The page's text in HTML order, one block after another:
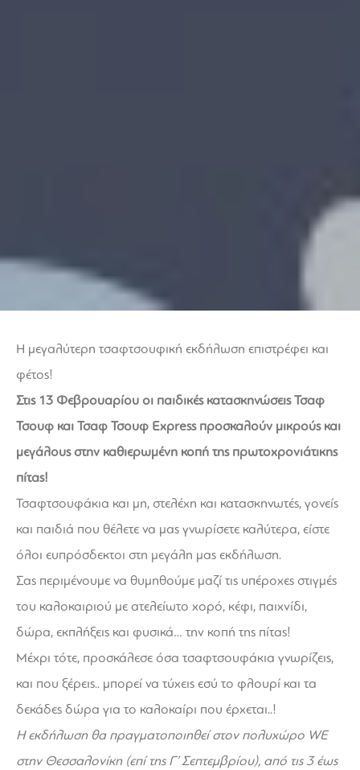
Η μεγαλύτερη τσαφτσουφική εκδήλωση επιστρέφει και
φέτος!
Στις 13 Φεβρουαρίου οι παιδικές κατασκηνώσεις Τσαφ
Τσουφ και Τσαφ Τσουφ Express προσκαλούν μικρούς και
μεγάλους στην καθιερωμένη κοπή της πρωτοχρονιάτικης
πίτας!
Τσαφτσουφάκια και μη, στελέχη και κατασκηνωτές, γονείς
και παιδιά που θέλετε να μας γνωρίσετε καλύτερα, είστε
όλοι ευπρόσδεκτοι στη μεγάλη μας εκδήλωση.
Σας περιμένουμε να θυμηθούμε μαζί τις υπέροχες στιγμές
του καλοκαιριού με ατελείωτο χορό, κέφι, παιχνίδι,
δώρα, εκπλήξεις και φυσικά… την κοπή της πίτας!
Μέχρι τότε, προσκάλεσε όσα τσαφτσουφάκια γνωρίζεις,
και που ξέρεις.. μπορεί να τύχεις εσύ το φλουρί και τα
δεκάδες δώρα για το καλοκαίρι που έρχεται..!
Η εκδήλωση θα πραγματοποιηθεί στον πολυχώρο WE
στην Θεσσαλονίκη (επί της Γ’ Σεπτεμβρίου), από τις 3 έως